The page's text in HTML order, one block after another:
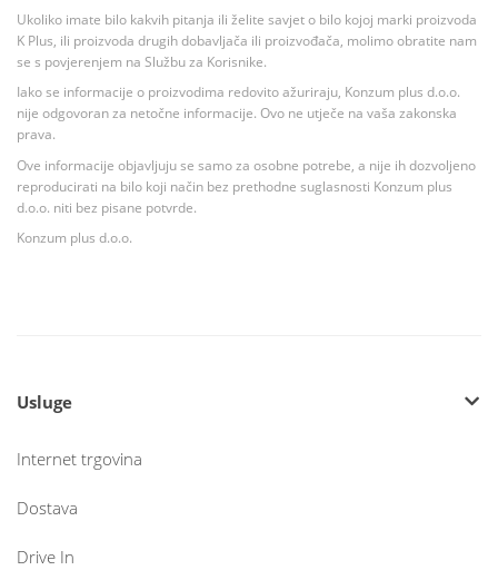
Ukoliko imate bilo kakvih pitanja ili želite savjet o bilo kojoj marki proizvoda
K Plus, ili proizvoda drugih dobavljača ili proizvođača, molimo obratite nam
se s povjerenjem na Službu za Korisnike.
Iako se informacije o proizvodima redovito ažuriraju, Konzum plus d.o.o.
nije odgovoran za netočne informacije. Ovo ne utječe na vaša zakonska
prava.
Ove informacije objavljuju se samo za osobne potrebe, a nije ih dozvoljeno
reproducirati na bilo koji način bez prethodne suglasnosti Konzum plus
d.o.o. niti bez pisane potvrde.
Konzum plus d.o.o.
Usluge
Internet trgovina
Dostava
Drive In